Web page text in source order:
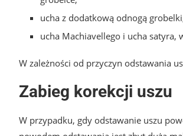
ucha z dodatkową odnogą
ucha Machiavellego i ucha satyra,
W zależności od przyczyn odstawania
Zabieg korekcji uszu
W przypadku, gdy odstawanie uszu